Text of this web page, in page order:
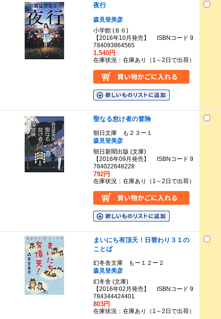
夜行
森見登美彦
小学館 (Ｂ６)
【2016年10月発売】 ISBNコード 9
784093864565
1,540円
在庫状況：在庫あり（1～2日で出荷）
聖なる怠け者の冒険
朝日文庫 も２３ー１
森見登美彦
朝日新聞出版 (文庫)
【2016年09月発売】 ISBNコード 9
784022648228
792円
在庫状況：在庫あり（1～2日で出荷）
まいにち有頂天！日替わり３１の
ことば
幻冬舎文庫 もー１２ー２
森見登美彦
幻冬舎 (文庫)
【2016年02月発売】 ISBNコード 9
784344424401
803円
在庫状況：在庫あり（1～2日で出荷）